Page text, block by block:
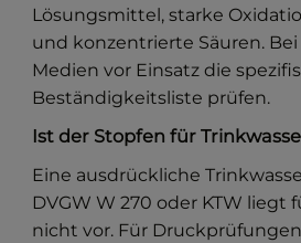
Lösungsmittel, starke
und konzentrierte Säuren.
Medien vor Einsatz die
Beständigkeitsliste prüfen.
Ist der Stopfen für
Eine ausdrückliche
DVGW W 270 oder KTW liegt
nicht vor. Für